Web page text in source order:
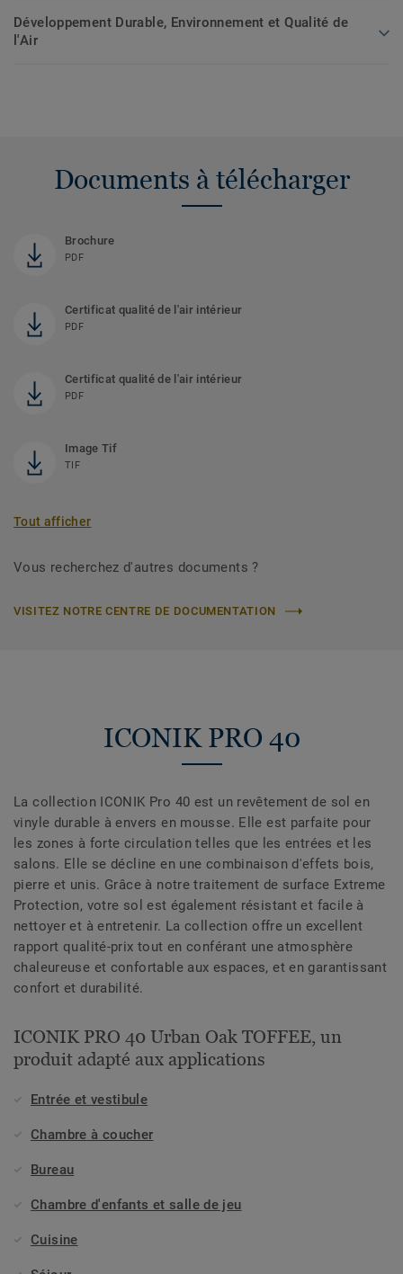
Développement Durable, Environnement et Qualité de
l'Air
Documents à télécharger
Brochure
PDF
Certificat qualité de l'air intérieur
PDF
Certificat qualité de l'air intérieur
PDF
Image Tif
TIF
Tout afficher
Vous recherchez d'autres documents ?
VISITEZ NOTRE CENTRE DE DOCUMENTATION
ICONIK PRO 40
La collection ICONIK Pro 40 est un revêtement de sol en
vinyle durable à envers en mousse. Elle est parfaite pour
les zones à forte circulation telles que les entrées et les
salons. Elle se décline en une combinaison d'effets bois,
pierre et unis. Grâce à notre traitement de surface Extreme
Protection, votre sol est également résistant et facile à
nettoyer et à entretenir. La collection offre un excellent
rapport qualité-prix tout en conférant une atmosphère
chaleureuse et confortable aux espaces, et en garantissant
confort et durabilité.
ICONIK PRO 40 Urban Oak TOFFEE, un
produit adapté aux applications
Entrée et vestibule
Chambre à coucher
Bureau
Chambre d'enfants et salle de jeu
Cuisine